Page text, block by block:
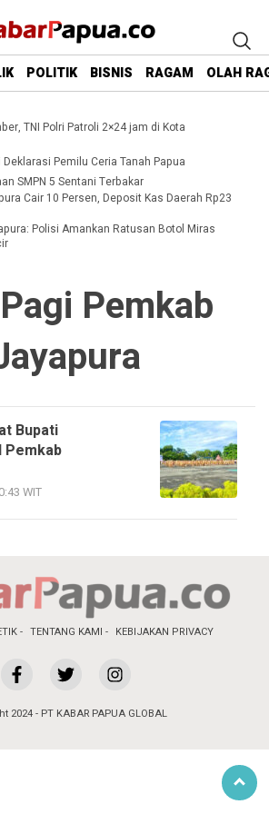
POLITIK BISNIS RAGAM OLAH
TNI Polri Patroli 2×24 jam di Kota
Pemilu Ceria Tanah Papua
SMPN 5 Sentani Terbakar
Cair 10 Persen, Deposit Kas Daerah Rp23
Polisi Amankan Ratusan Botol Miras
Pemkab
Bupati
Pemkab
WIT
TENTANG KAMI KEBIJAKAN PRIVACY
2024 - PT KABAR PAPUA GLOBAL